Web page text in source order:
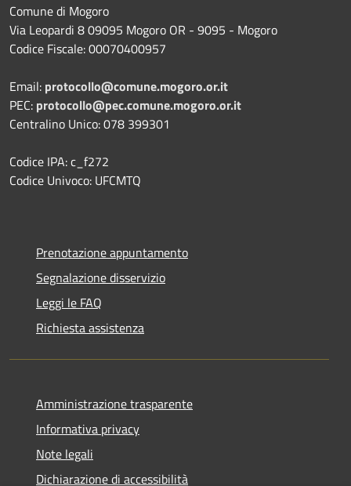
Comune di Mogoro
Via Leopardi 8 09095 Mogoro OR - 9095 - Mogoro
Codice Fiscale: 00070400957
Email: protocollo@comune.mogoro.or.it
PEC: protocollo@pec.comune.mogoro.or.it
Centralino Unico: 078 399301
Codice IPA: c_f272
Codice Univoco: UFCMTQ
Prenotazione appuntamento
Segnalazione disservizio
Leggi le FAQ
Richiesta assistenza
Amministrazione trasparente
Informativa privacy
Note legali
Dichiarazione di accessibilità